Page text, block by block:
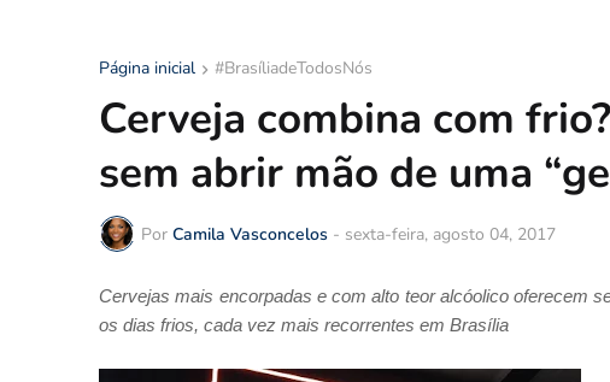
Página inicial #BrasíliadeTodosNós
Cerveja combina com
sem abrir mão de uma
Por Camila Vasconcelos - sexta-feira, agosto 04, 2017
Cervejas mais encorpadas e com alto teor alcóolico oferecem
os dias frios, cada vez mais recorrentes em Brasília